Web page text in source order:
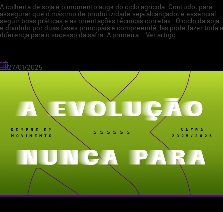
A colheita de soja é o momento auge do ciclo agrícola. Contudo, para
assegurar que o máximo de produtividade seja alcançado, é essencial
seguir boas práticas e as orientações técnicas corretas. O ciclo da soja
é dividido por duas fases principais e compreendê-las pode fazer toda a
diferença para o sucesso da safra. A primeira… Ver artigo
27/01/2025